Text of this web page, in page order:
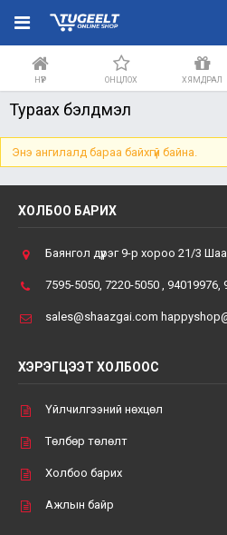
НҮҮР ОНЦЛОХ ХЯМДРАЛ
Тураах бэлдмэл
Энэ ангилалд бараа байхгүй байна.
ХОЛБОО БАРИХ
Баянгол дүүрэг 9-р хороо 21/3
7595-5050, 7220-5050 , 94019976,
sales@shaazgai.com
ХЭРЭГЦЭЭТ ХОЛБООС
Үйлчилгээний нөхцөл
Төлбөр төлөлт
Холбоо барих
Ажлын байр